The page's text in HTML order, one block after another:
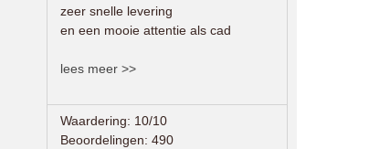
zeer snelle levering
en een mooie attentie als cad
lees meer >>
Waardering: 10/10
Beoordelingen: 490